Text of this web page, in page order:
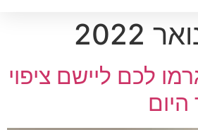
לכם ליישם ציפוי
היום